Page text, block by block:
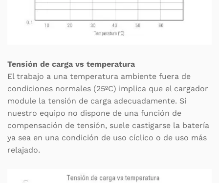
Tensión de carga vs temperatura
El trabajo a una temperatura ambiente fuera de
condiciones normales (25ºC) implica que el cargador
module la tensión de carga adecuadamente. Si
nuestro equipo no dispone de una función de
compensación de tensión, suele castigarse la batería
ya sea en una condición de uso cíclico o de uso más
relajado.